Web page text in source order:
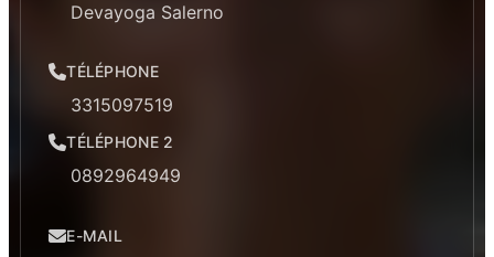
Devayoga Salerno
TÉLÉPHONE
3315097519
TÉLÉPHONE 2
0892964949
E-MAIL